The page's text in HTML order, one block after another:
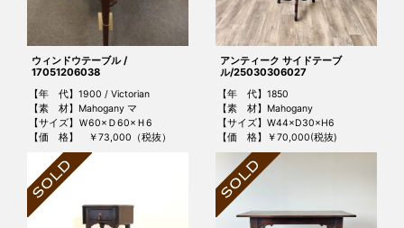
ウィンドウテーブル /
17051206038
【年 代】1900 / Victorian
【素 材】Mahogany マ
【サイズ】Ｗ60×Ｄ60×Ｈ6
【価 格】 ￥73,000（税抜）
アンティーク サイドテーブ
ル/25030306027
【年 代】1850
【素 材】Mahogany
【サイズ】W44×D30×H6
【価 格】￥70,000(税抜)